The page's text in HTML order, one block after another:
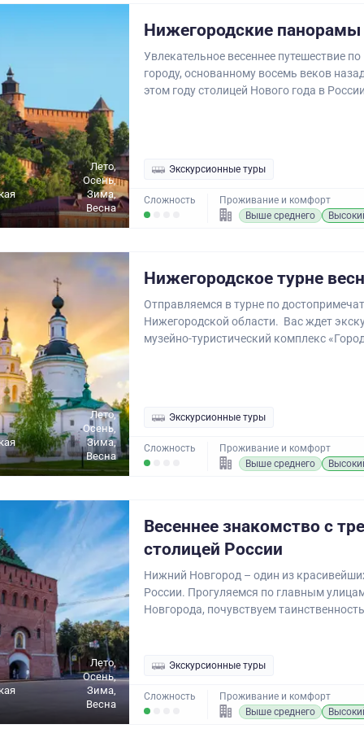
Лето,
Осень,
Зима,
Весна
Нижегородские панорамы
Увлекательное весеннее путешествие по
городу, основанному восемь веков
этом году столицей Нового года в
Экскурсионные туры
Сложность
Проживание и комфорт
Выше среднего
Лето,
Осень,
Зима,
Весна
Нижегородское турне
Отправляемся в турне по
Нижегородской области. Вас ждет
музейно-туристический комплекс
Экскурсионные туры
Сложность
Проживание и комфорт
Выше среднего
Лето,
Осень,
Зима,
Весна
Весеннее знакомство с
столицей России
Нижний Новгород – один из
России. Прогуляемся по главным
Новгорода, почувствуем
Экскурсионные туры
Сложность
Проживание и комфорт
Выше среднего